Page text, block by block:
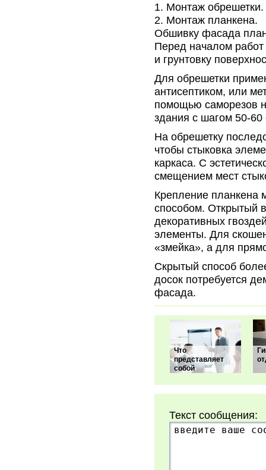
Монтаж обрешетки.
Монтаж планкена.
Обшивку фасада
Перед началом работ
и грунтовку
Для обрешетки
антисептиком, или
помощью саморезов
здания с шагом 50-60
На обрешетку
чтобы стыковка
каркаса. С
смещением мест
Крепление планкена
способом. Открытый
декоративных
элементы. Для
«змейка», а для
Скрытый способ
досок потребуется
фасада.
Что
представляет
собой
Текст сообщения: